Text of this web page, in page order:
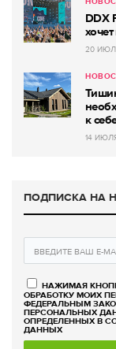
DDX
20
к
14
ПОДПИСКА НА
НАЖИМАЯ
ОБРАБОТКУ МОИХ
ФЕДЕРАЛЬНЫМ
ПЕРСОНАЛЬНЫХ
ОПРЕДЕЛЕННЫХ В
ДАННЫХ